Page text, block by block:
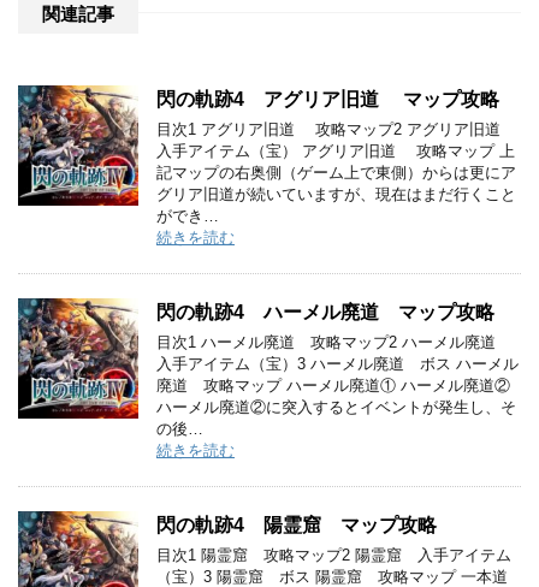
関連記事
閃の軌跡4 アグリア旧道 マップ攻略
目次1 アグリア旧道 攻略マップ2 アグリア旧道
入手アイテム（宝） アグリア旧道 攻略マップ 上
記マップの右奥側（ゲーム上で東側）からは更にア
グリア旧道が続いていますが、現在はまだ行くこと
ができ…
続きを読む
閃の軌跡4 ハーメル廃道 マップ攻略
目次1 ハーメル廃道 攻略マップ2 ハーメル廃道
入手アイテム（宝）3 ハーメル廃道 ボス ハーメル
廃道 攻略マップ ハーメル廃道① ハーメル廃道②
ハーメル廃道②に突入するとイベントが発生し、そ
の後…
続きを読む
閃の軌跡4 陽霊窟 マップ攻略
目次1 陽霊窟 攻略マップ2 陽霊窟 入手アイテム
（宝）3 陽霊窟 ボス 陽霊窟 攻略マップ 一本道